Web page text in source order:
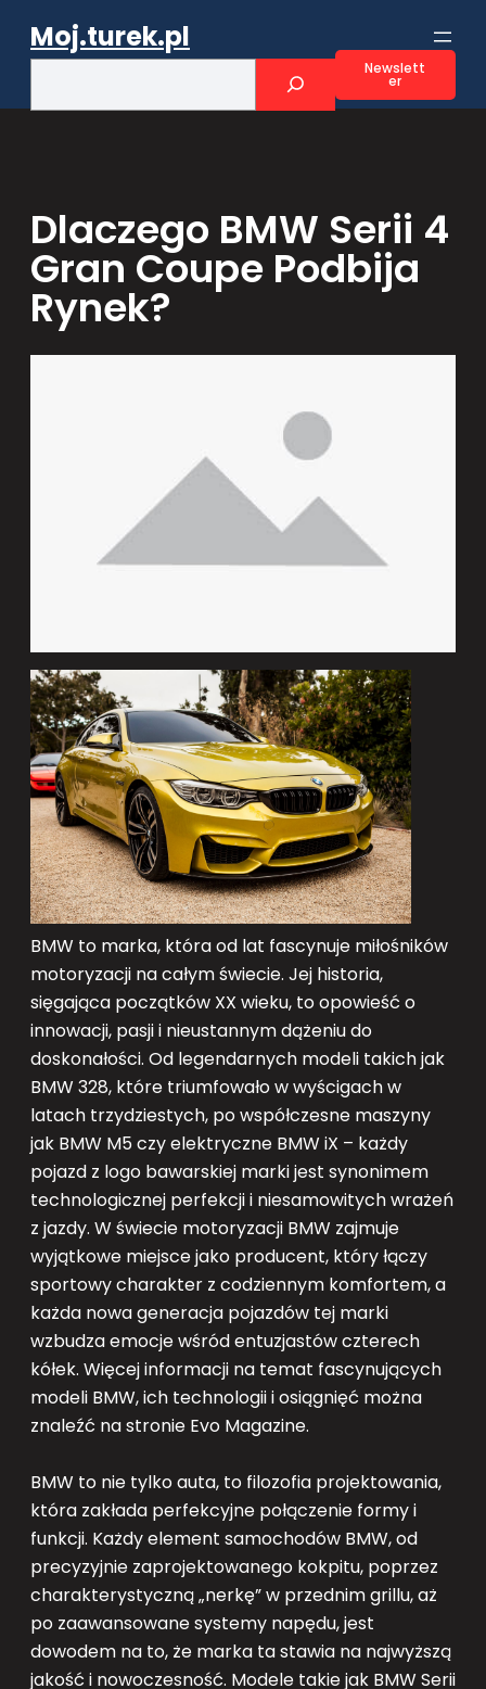
Moj.turek.pl
h
Newslett
er
Dlaczego BMW Serii 4
Gran Coupe Podbija
Rynek?
BMW to marka, która od lat fascynuje miłośników
motoryzacji na całym świecie. Jej historia,
sięgająca początków XX wieku, to opowieść o
innowacji, pasji i nieustannym dążeniu do
doskonałości. Od legendarnych modeli takich jak
BMW 328, które triumfowało w wyścigach w
latach trzydziestych, po współczesne maszyny
jak BMW M5 czy elektryczne BMW iX – każdy
pojazd z logo bawarskiej marki jest synonimem
technologicznej perfekcji i niesamowitych wrażeń
z jazdy. W świecie motoryzacji BMW zajmuje
wyjątkowe miejsce jako producent, który łączy
sportowy charakter z codziennym komfortem, a
każda nowa generacja pojazdów tej marki
wzbudza emocje wśród entuzjastów czterech
kółek. Więcej informacji na temat fascynujących
modeli BMW, ich technologii i osiągnięć można
znaleźć na stronie Evo Magazine.
BMW to nie tylko auta, to filozofia projektowania,
która zakłada perfekcyjne połączenie formy i
funkcji. Każdy element samochodów BMW, od
precyzyjnie zaprojektowanego kokpitu, poprzez
charakterystyczną „nerkę” w przednim grillu, aż
po zaawansowane systemy napędu, jest
dowodem na to, że marka ta stawia na najwyższą
jakość i nowoczesność. Modele takie jak BMW Serii